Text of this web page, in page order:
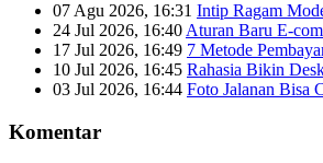
07 Agu 2026, 16:31 Intip Ragam
24 Jul 2026, 16:40 Aturan Baru E-
17 Jul 2026, 16:49 7 Metode
10 Jul 2026, 16:45 Rahasia Bikin
03 Jul 2026, 16:44 Foto Jalanan Bisa
Komentar